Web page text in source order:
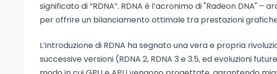
significato di “RDNA”. RDNA è l’acronimo di "Radeon DNA"
per offrire un bilanciamento ottimale tra prestazioni
L’introduzione di RDNA ha segnato una vera e propria
successive versioni (RDNA 2, RDNA 3 e 3.5, ed evoluzioni